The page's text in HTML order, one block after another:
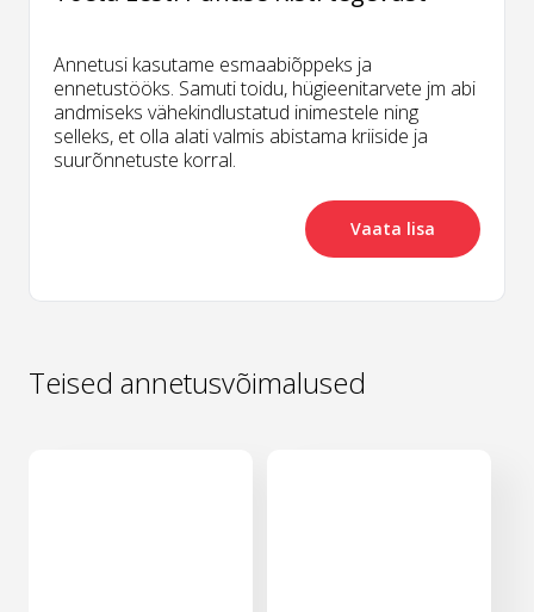
Annetusi kasutame esmaabiõppeks ja
ennetustööks. Samuti toidu, hügieenitarvete jm abi
andmiseks vähekindlustatud inimestele ning
selleks, et olla alati valmis abistama kriiside ja
suurõnnetuste korral.
Vaata lisa
Teised annetusvõimalused